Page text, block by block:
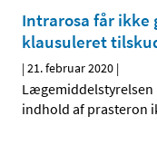
Intrarosa får
klausuleret
|21. februar 2020 |
Lægemiddelstyrelsen
indhold af prasteron